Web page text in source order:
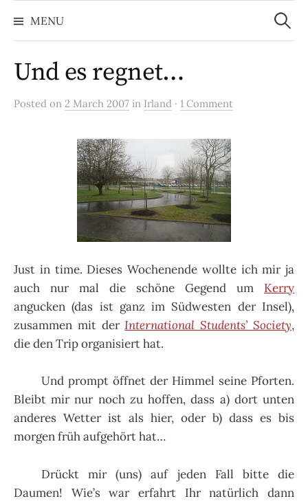
to
content
MENU
Search
for:
Und es regnet…
Posted on 2 March 2007 in Irland · 1 Comment
Just in time. Dieses Wochenende wollte ich mir ja
auch nur mal die schöne Gegend um Kerry
angucken (das ist ganz im Südwesten der Insel),
zusammen mit derInternational Students’ Society,
die den Trip organisiert hat.
Und prompt öffnet der Himmel seine Pforten.
Bleibt mir nur noch zu hoffen, dass a) dort unten
anderes Wetter ist als hier, oder b) dass es bis
morgen früh aufgehört hat…
Drückt mir (uns) auf jeden Fall bitte die
Daumen! Wie’s war erfahrt Ihr natürlich dann